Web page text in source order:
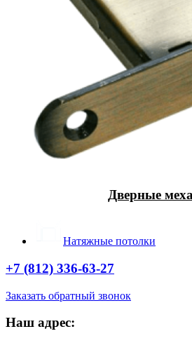
Дверные
Натяжные потолки
+7 (812) 336-63-27
Заказать обратный звонок
Наш адрес: